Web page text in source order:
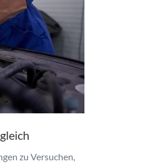
zu Versuchen,